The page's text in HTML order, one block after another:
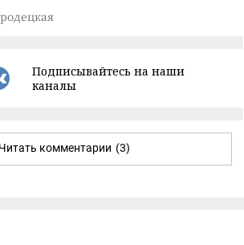
Подписывайтесь на наши
каналы
Читать комментарии (3)